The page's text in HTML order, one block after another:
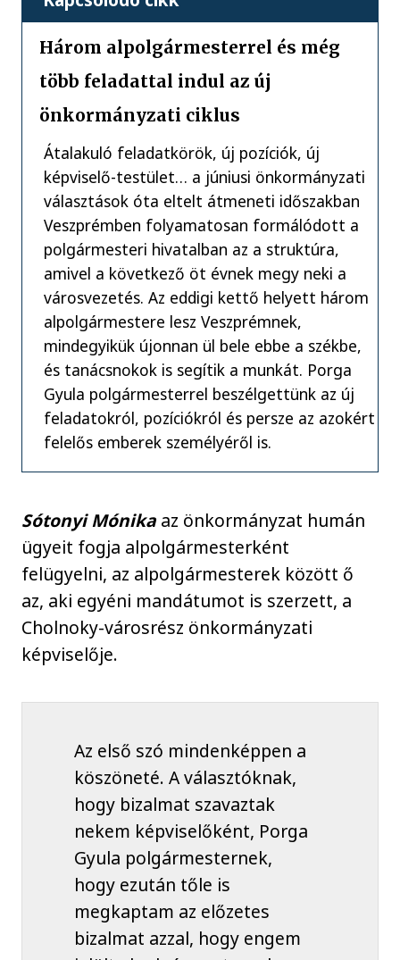
Három alpolgármesterrel és még
több feladattal indul az új
önkormányzati ciklus
Átalakuló feladatkörök, új pozíciók, új
képviselő-testület… a júniusi önkormányzati
választások óta eltelt átmeneti időszakban
Veszprémben folyamatosan formálódott a
polgármesteri hivatalban az a struktúra,
amivel a következő öt évnek megy neki a
városvezetés. Az eddigi kettő helyett három
alpolgármestere lesz Veszprémnek,
mindegyikük újonnan ül bele ebbe a székbe,
és tanácsnokok is segítik a munkát. Porga
Gyula polgármesterrel beszélgettünk az új
feladatokról, pozíciókról és persze az azokért
felelős emberek személyéről is.
Sótonyi Mónika az önkormányzat humán
ügyeit fogja alpolgármesterként
felügyelni, az alpolgármesterek között ő
az, aki egyéni mandátumot is szerzett, a
Cholnoky-városrész önkormányzati
képviselője.
Az első szó mindenképpen a
köszöneté. A választóknak,
hogy bizalmat szavaztak
nekem képviselőként, Porga
Gyula polgármesternek,
hogy ezután tőle is
megkaptam az előzetes
bizalmat azzal, hogy engem